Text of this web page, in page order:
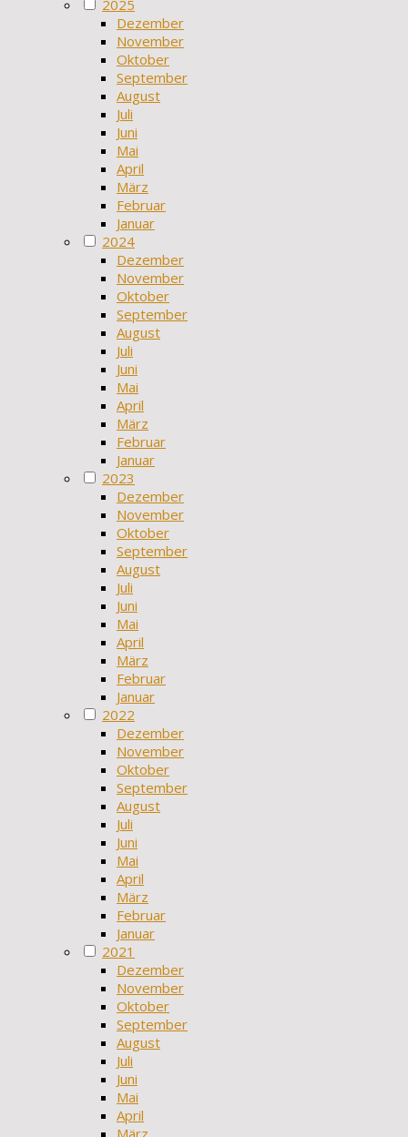
2025
Dezember
November
Oktober
September
August
Juli
Juni
Mai
April
März
Februar
Januar
2024
Dezember
November
Oktober
September
August
Juli
Juni
Mai
April
März
Februar
Januar
2023
Dezember
November
Oktober
September
August
Juli
Juni
Mai
April
März
Februar
Januar
2022
Dezember
November
Oktober
September
August
Juli
Juni
Mai
April
März
Februar
Januar
2021
Dezember
November
Oktober
September
August
Juli
Juni
Mai
April